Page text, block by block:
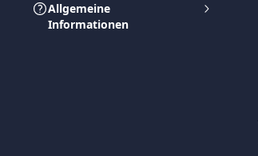
Allgemeine
Informationen